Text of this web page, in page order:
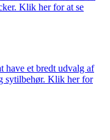
Klik her for at se
have et bredt udvalg af
sytilbehør. Klik her for